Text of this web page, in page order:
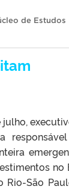
de Estudos
julho,
no
São